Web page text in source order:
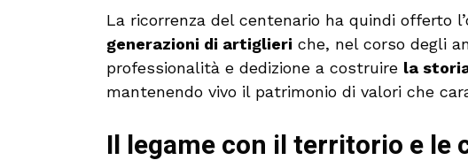
La ricorrenza del centenario ha quindi offerto
generazioni di artiglieri che, nel corso degli
professionalità e dedizione a costruire la
mantenendo vivo il patrimonio di valori che
Il legame con il territorio e le